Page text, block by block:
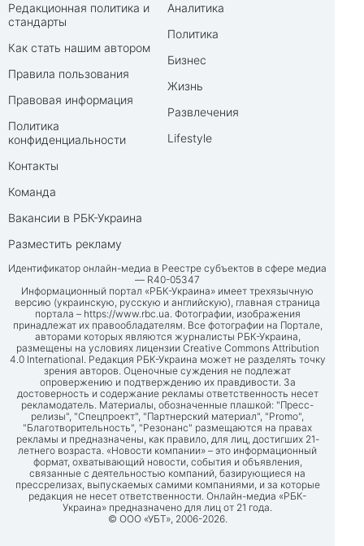
Редакционная политика и
стандарты
Как стать нашим автором
Правила пользования
Правовая информация
Политика
конфиденциальности
Контакты
Команда
Вакансии в РБК-Украина
Разместить рекламу
Аналитика
Политика
Бизнес
Жизнь
Развлечения
Lifestyle
Идентификатор онлайн-медиа в Реестре субъектов в сфере медиа
— R40-05347
Информационный портал «РБК-Украина» имеет трехязычную
версию (украинскую, русскую и английскую), главная страница
портала – https://www.rbc.ua. Фотографии, изображения
принадлежат их правообладателям. Все фотографии на Портале,
авторами которых являются журналисты РБК-Украина,
размещены на условиях лицензии Creative Commons Attribution
4.0 International. Редакция РБК-Украина может не разделять точку
зрения авторов. Оценочные суждения не подлежат
опровержению и подтверждению их правдивости. За
достоверность и содержание рекламы ответственность несет
рекламодатель. Материалы, обозначенные плашкой: "Пресс-
релизы", "Спецпроект", "Партнерский материал", "Promo",
"Благотворительность", "Резонанс" размещаются на правах
рекламы и предназначены, как правило, для лиц, достигших 21-
летнего возраста. «Новости компании» – это информационный
формат, охватывающий новости, события и объявления,
связанные с деятельностью компаний, базирующиеся на
прессрелизах, выпускаемых самими компаниями, и за которые
редакция не несет ответственности. Онлайн-медиа «РБК-
Украина» предназначено для лиц от 21 года.
© ООО «УБТ», 2006-2026.